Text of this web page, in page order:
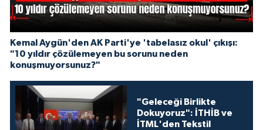
Kemal Aygün'den AK Parti'ye 'tabelasız okul' çıkışı:
"10 yıldır çözülemeyen bu sorunu neden
konuşmuyorsunuz?"
"Geleceği Birlikte
Dokuyoruz": İTHİB ve
İTML'den Tekstil